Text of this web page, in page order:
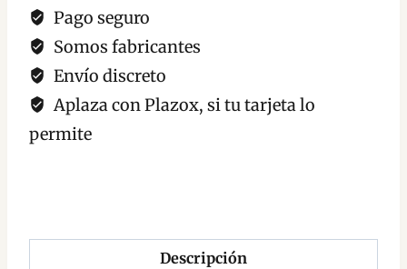
Pago seguro
Somos fabricantes
Envío discreto
Aplaza con Plazox, si tu tarjeta lo
permite
Descripción